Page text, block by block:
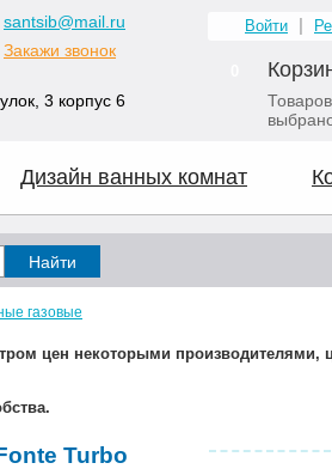
santsib@mail.ru
Закажи звонок
3 корпус 6
Войти
Дизайн ванных комнат
газовые
цен некоторыми производителями,
Turbo